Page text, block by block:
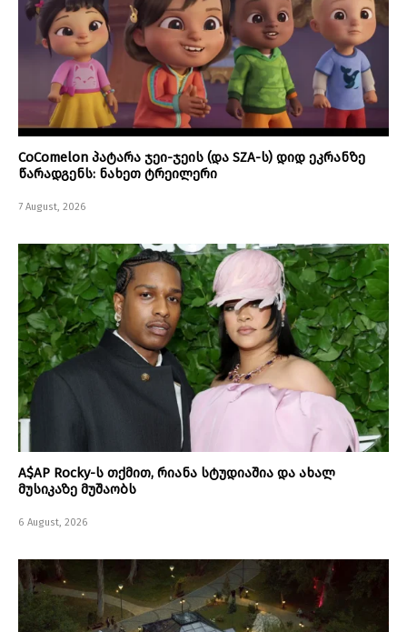
CoComelon პატარა ჯეი-ჯეის (და SZA-ს) დიდ ეკრანზე
წარადგენს: ნახეთ ტრეილერი
7 August, 2026
A$AP Rocky-ს თქმით, რიანა სტუდიაშია და ახალ
მუსიკაზე მუშაობს
6 August, 2026